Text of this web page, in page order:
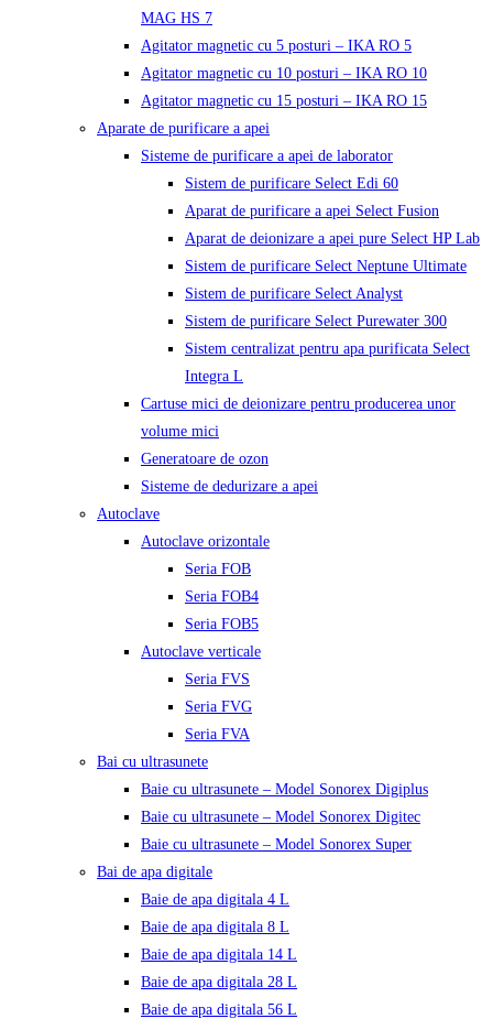
MAG HS 7
Agitator magnetic cu 5 posturi – IKA RO 5
Agitator magnetic cu 10 posturi – IKA RO 10
Agitator magnetic cu 15 posturi – IKA RO 15
Aparate de purificare a apei
Sisteme de purificare a apei de laborator
Sistem de purificare Select Edi 60
Aparat de purificare a apei Select Fusion
Aparat de deionizare a apei pure Select HP Lab
Sistem de purificare Select Neptune Ultimate
Sistem de purificare Select Analyst
Sistem de purificare Select Purewater 300
Sistem centralizat pentru apa purificata Select
Integra L
Cartuse mici de deionizare pentru producerea unor
volume mici
Generatoare de ozon
Sisteme de dedurizare a apei
Autoclave
Autoclave orizontale
Seria FOB
Seria FOB4
Seria FOB5
Autoclave verticale
Seria FVS
Seria FVG
Seria FVA
Bai cu ultrasunete
Baie cu ultrasunete – Model Sonorex Digiplus
Baie cu ultrasunete – Model Sonorex Digitec
Baie cu ultrasunete – Model Sonorex Super
Bai de apa digitale
Baie de apa digitala 4 L
Baie de apa digitala 8 L
Baie de apa digitala 14 L
Baie de apa digitala 28 L
Baie de apa digitala 56 L